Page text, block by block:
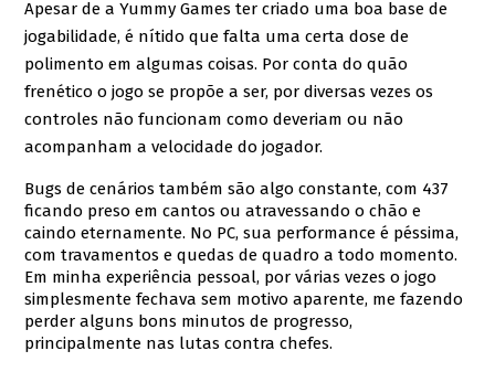
Apesar de a Yummy Games ter criado uma boa base de
jogabilidade, é nítido que falta uma certa dose de
polimento em algumas coisas. Por conta do quão
frenético o jogo se propõe a ser, por diversas vezes os
controles não funcionam como deveriam ou não
acompanham a velocidade do jogador.
Bugs de cenários também são algo constante, com 437
ficando preso em cantos ou atravessando o chão e
caindo eternamente. No PC, sua performance é péssima,
com travamentos e quedas de quadro a todo momento.
Em minha experiência pessoal, por várias vezes o jogo
simplesmente fechava sem motivo aparente, me fazendo
perder alguns bons minutos de progresso,
principalmente nas lutas contra chefes.